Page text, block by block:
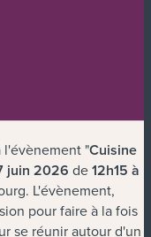
l'évènement "Cuisine
juin 2026 de12h15 à
L'évènement,
pour faire à la fois
se réunir autour d'un